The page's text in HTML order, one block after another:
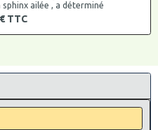
ailée , a déterminé
TTC